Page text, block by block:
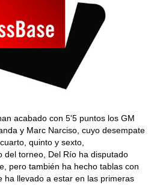
acabado con 5'5 puntos los GM
y Marc Narciso, cuyo desempate
quinto y sexto,
del torneo, Del Río ha disputado
pero también ha hecho tablas con
ha llevado a estar en las primeras